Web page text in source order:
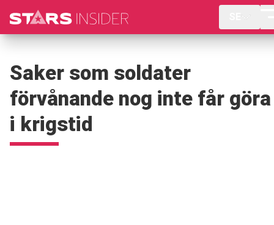
Saker som soldater
förvånande nog inte får göra
i krigstid